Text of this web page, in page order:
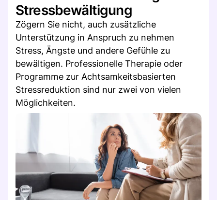
Stressbewältigung
Zögern Sie nicht, auch zusätzliche
Unterstützung in Anspruch zu nehmen
Stress, Ängste und andere Gefühle zu
bewältigen. Professionelle Therapie oder
Programme zur Achtsamkeitsbasierten
Stressreduktion sind nur zwei von vielen
Möglichkeiten.